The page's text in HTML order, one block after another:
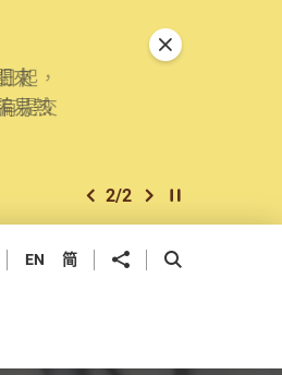
起，
提交
上一個
2/2 下一個開始/暫停幻燈
關閉特別通告
EN 简 分享到 開啟搜尋框